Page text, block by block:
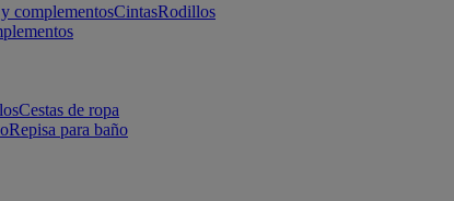
complementosCintasRodillos
Cestas de ropa
Repisa para baño